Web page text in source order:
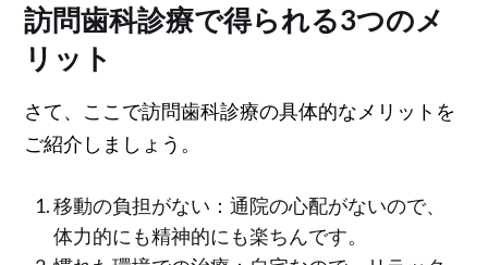
訪問歯科診療で得られる3つのメ
リット
さて、ここで訪問歯科診療の具体的なメリットを
ご紹介しましょう。
移動の負担がない：通院の心配がないので、
体力的にも精神的にも楽ちんです。